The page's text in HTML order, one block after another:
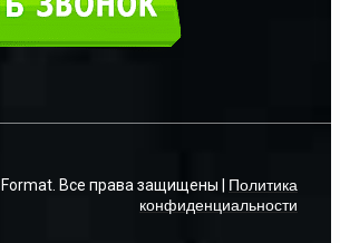
Все права защищены | Политика
конфиденциальности